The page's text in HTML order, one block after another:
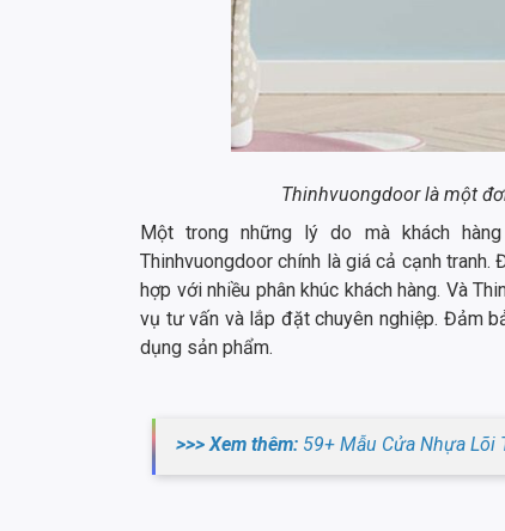
Thinhvuongdoor là một
Một trong những lý do mà khách
Thinhvuongdoor chính là giá cả cạnh
hợp với nhiều phân khúc khách hàng. Và
vụ tư vấn và lắp đặt chuyên nghiệp. Đảm
dụng sản phẩm.
>>> Xem thêm: 59+ Mẫu Cửa Nhựa Lõi